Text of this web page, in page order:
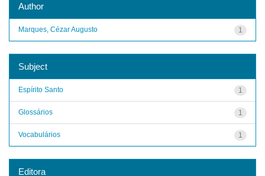
Author
1
Marques, Cézar Augusto
Subject
1
Espírito Santo
1
Glossários
1
Vocabulários
Editora